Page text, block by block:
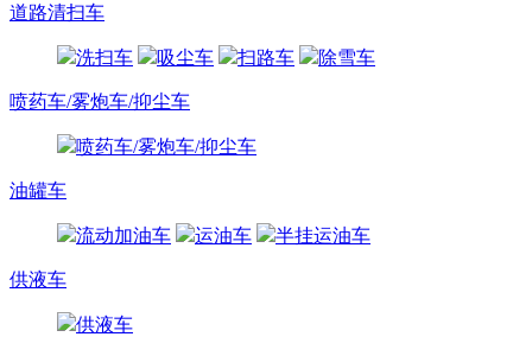
道路清扫车
洗扫车 吸尘车 扫路车 除雪车
喷药车/雾炮车/抑尘车
喷药车/雾炮车/抑尘车
油罐车
流动加油车 运油车 半挂运油车
供液车
供液车